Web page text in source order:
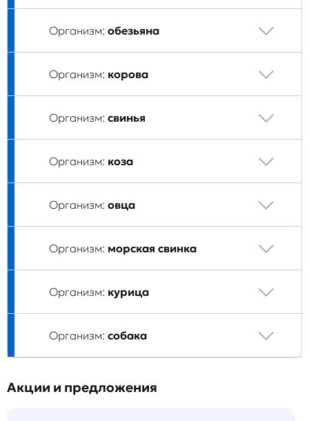
Организм: обезьяна
Организм: корова
Организм: свинья
Организм: коза
Организм: овца
Организм: морская свинка
Организм: курица
Организм: собака
Акции и предложения